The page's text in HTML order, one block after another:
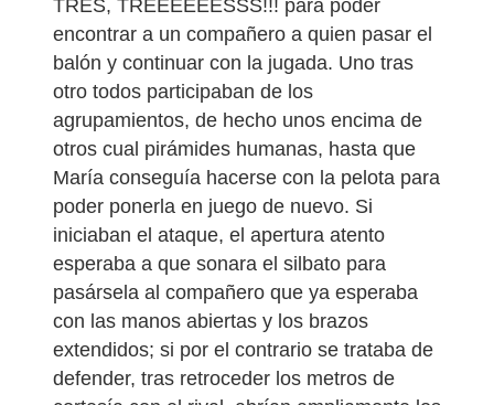
TRES, TREEEEEESSS!!! para poder
encontrar a un compañero a quien pasar el
balón y continuar con la jugada. Uno tras
otro todos participaban de los
agrupamientos, de hecho unos encima de
otros cual pirámides humanas, hasta que
María conseguía hacerse con la pelota para
poder ponerla en juego de nuevo. Si
iniciaban el ataque, el apertura atento
esperaba a que sonara el silbato para
pasársela al compañero que ya esperaba
con las manos abiertas y los brazos
extendidos; si por el contrario se trataba de
defender, tras retroceder los metros de